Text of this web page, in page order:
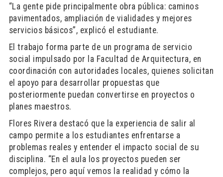
“La gente pide principalmente obra pública: caminos
pavimentados, ampliación de vialidades y mejores
servicios básicos”, explicó el estudiante.
El trabajo forma parte de un programa de servicio
social impulsado por la Facultad de Arquitectura, en
coordinación con autoridades locales, quienes solicitan
el apoyo para desarrollar propuestas que
posteriormente puedan convertirse en proyectos o
planes maestros.
Flores Rivera destacó que la experiencia de salir al
campo permite a los estudiantes enfrentarse a
problemas reales y entender el impacto social de su
disciplina. “En el aula los proyectos pueden ser
complejos, pero aquí vemos la realidad y cómo la